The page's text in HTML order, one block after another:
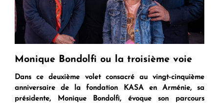
Monique Bondolfi ou la troisième voie
Dans ce deuxième volet consacré au vingt-cinquième
anniversaire de la fondation KASA en Arménie, sa
présidente, Monique Bondolfi, évoque son parcours